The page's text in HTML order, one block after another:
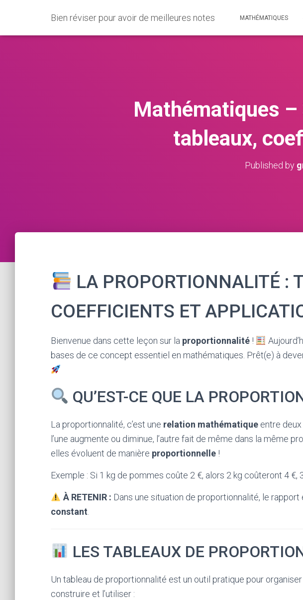
Bien réviser pour avoir de meilleures notes MATHÉMATIQUES
Mathématiques
tableaux,
Published by
LA PROPORTIONNALITÉ :
COEFFICIENTS ET
Bienvenue dans cette leçon sur la proportionnalité !
bases de ce concept essentiel en mathématiques. Prêt(e) à
QU’EST-CE QUE LA
La proportionnalité, c’est une relation mathématique entre
l’une augmente ou diminue, l’autre fait de même dans la même
elles évoluent de manière proportionnelle !
Exemple : Si 1 kg de pommes coûte 2 €, alors 2 kg coûteront 4 €,
À RETENIR : Dans une situation de proportionnalité, le
constant
LES TABLEAUX DE
Un tableau de proportionnalité est un outil pratique pour
construire et l’utiliser :